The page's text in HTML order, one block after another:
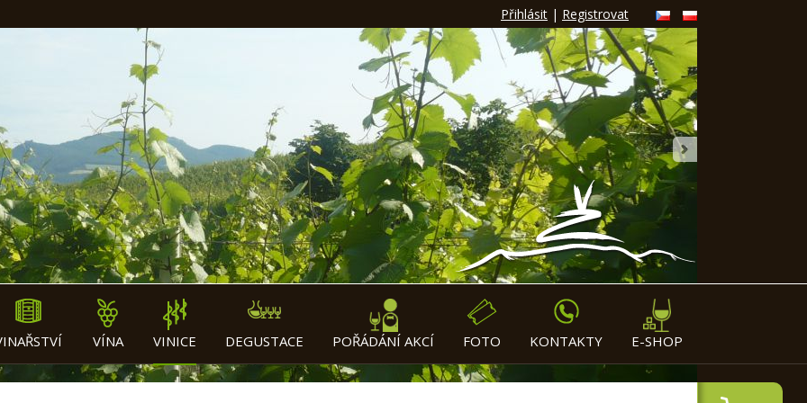
Přihlásit | Registrovat
VÍNA VINICE DEGUSTACE POŘÁDÁNÍ AKCÍ FOTO KONTAKTY E-SHOP